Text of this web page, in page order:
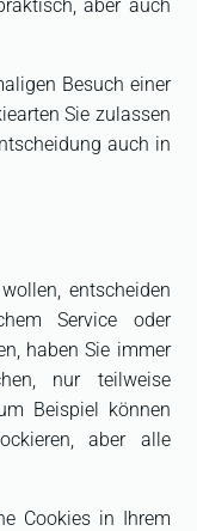
aber auch
Besuch einer
Sie zulassen
auch in
entscheiden
Service oder
haben Sie immer
nur teilweise
Beispiel können
aber alle
Cookies in Ihrem